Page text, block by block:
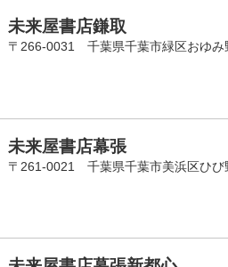
未来屋書店鎌取
〒266-0031 千葉県千葉市緑区おゆみ
未来屋書店幕張
〒261-0021 千葉県千葉市美浜区ひ